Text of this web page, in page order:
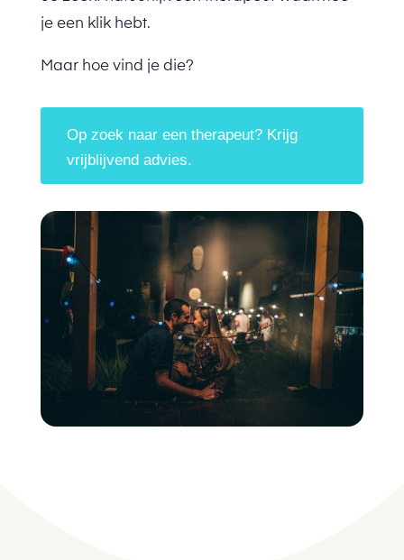
je een klik hebt.
Maar hoe vind je die?
Op zoek naar een therapeut? Krijg
vrijblijvend advies.